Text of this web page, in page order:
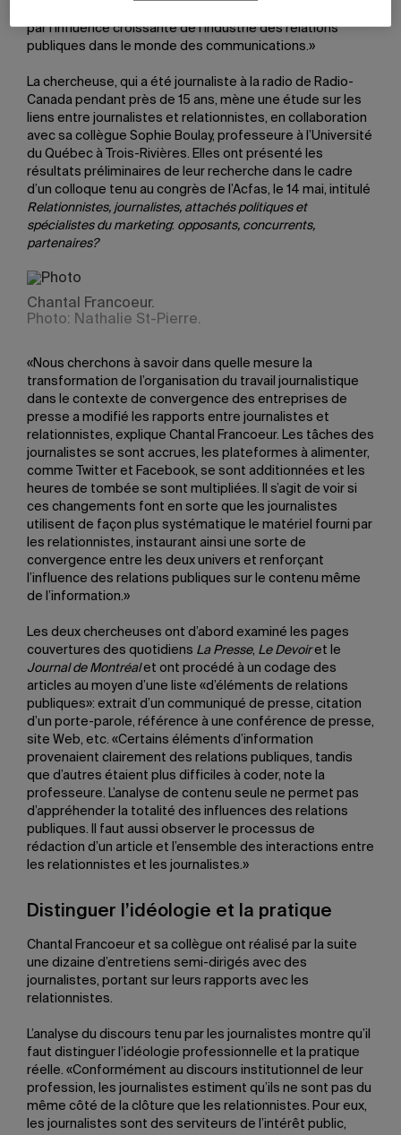
par l’influence croissante de l’industrie des relations
publiques dans le monde des communications.»
La chercheuse, qui a été journaliste à la radio de Radio-
Canada pendant près de 15 ans, mène une étude sur les
liens entre journalistes et relationnistes, en collaboration
avec sa collègue Sophie Boulay, professeure à l’Université
du Québec à Trois-Rivières. Elles ont présenté les
résultats préliminaires de leur recherche dans le cadre
d’un colloque tenu au congrès de l’Acfas, le 14 mai, intitulé
Relationnistes, journalistes, attachés politiques et
spécialistes du marketing: opposants, concurrents,
partenaires?
Chantal Francoeur.
Photo: Nathalie St-Pierre.
«Nous cherchons à savoir dans quelle mesure la
transformation de l’organisation du travail journalistique
dans le contexte de convergence des entreprises de
presse a modifié les rapports entre journalistes et
relationnistes, explique Chantal Francoeur. Les tâches des
journalistes se sont accrues, les plateformes à alimenter,
comme Twitter et Facebook, se sont additionnées et les
heures de tombée se sont multipliées. Il s’agit de voir si
ces changements font en sorte que les journalistes
utilisent de façon plus systématique le matériel fourni par
les relationnistes, instaurant ainsi une sorte de
convergence entre les deux univers et renforçant
l’influence des relations publiques sur le contenu même
de l’information.»
Les deux chercheuses ont d’abord examiné les pages
couvertures des quotidiens La Presse, Le Devoiret le
Journal de Montréalet ont procédé à un codage des
articles au moyen d’une liste «d’éléments de relations
publiques»: extrait d’un communiqué de presse, citation
d’un porte-parole, référence à une conférence de presse,
site Web, etc. «Certains éléments d’information
provenaient clairement des relations publiques, tandis
que d’autres étaient plus difficiles à coder, note la
professeure. L’analyse de contenu seule ne permet pas
d’appréhender la totalité des influences des relations
publiques. Il faut aussi observer le processus de
rédaction d’un article et l’ensemble des interactions entre
les relationnistes et les journalistes.»
Distinguer l’idéologie et la pratique
Chantal Francoeur et sa collègue ont réalisé par la suite
une dizaine d’entretiens semi-dirigés avec des
journalistes, portant sur leurs rapports avec les
relationnistes.
L’analyse du discours tenu par les journalistes montre qu’il
faut distinguer l’idéologie professionnelle et la pratique
réelle. «Conformément au discours institutionnel de leur
profession, les journalistes estiment qu’ils ne sont pas du
même côté de la clôture que les relationnistes. Pour eux,
les journalistes sont des serviteurs de l’intérêt public,